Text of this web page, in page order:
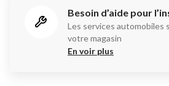
Besoin d’aide pour
Les services automobiles
votre magasin
En voir plus